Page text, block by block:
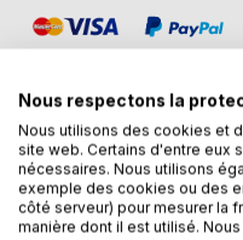
DESCRIPTION
Les archives
Nous respectons la
Nous utilisons des cookies et
site web. Certains d'entre eux
nécessaires. Nous utilisons
exemple des cookies ou des
côté serveur) pour mesurer la
manière dont il est utilisé.